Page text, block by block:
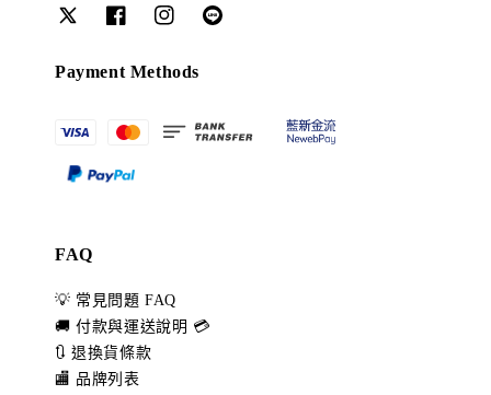
Payment Methods
FAQ
💡 常見問題 FAQ
🚚 付款與運送說明 💳
🔃 退換貨條款
🏬 品牌列表